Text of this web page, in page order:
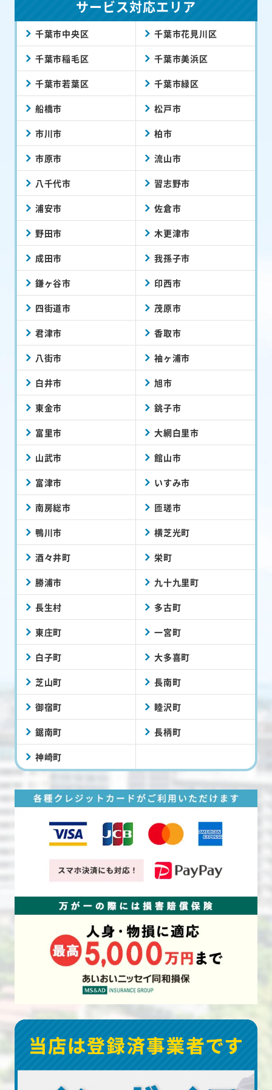
サービス対応エリア
千葉市中央区 千葉市花見川区
千葉市稲毛区 千葉市美浜区
千葉市若葉区 千葉市緑区
船橋市 松戸市
市川市 柏市
市原市 流山市
八千代市 習志野市
浦安市 佐倉市
野田市 木更津市
成田市 我孫子市
鎌ヶ谷市 印西市
四街道市 茂原市
君津市 香取市
八街市 袖ヶ浦市
白井市 旭市
東金市 銚子市
富里市 大網白里市
山武市 館山市
富津市 いすみ市
南房総市 匝瑳市
鴨川市 横芝光町
酒々井町 栄町
勝浦市 九十九里町
長生村 多古町
東庄町 一宮町
白子町 大多喜町
芝山町 長南町
御宿町 睦沢町
鋸南町 長柄町
神崎町